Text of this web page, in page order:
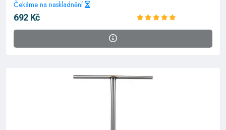
Čekáme na naskladnění
692 Kč